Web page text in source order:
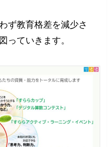
ず教育格差を減少さ
っていきます。